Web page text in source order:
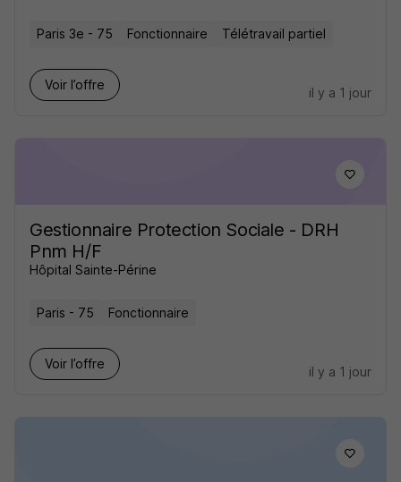
Paris 3e - 75 Fonctionnaire Télétravail partiel
Voir l’offre
il y a 1 jour
Gestionnaire Protection Sociale - DRH
Pnm H/F
Hôpital Sainte-Périne
Paris - 75 Fonctionnaire
Voir l’offre
il y a 1 jour